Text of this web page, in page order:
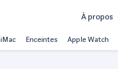
À propos
iMac Enceintes Apple Watch